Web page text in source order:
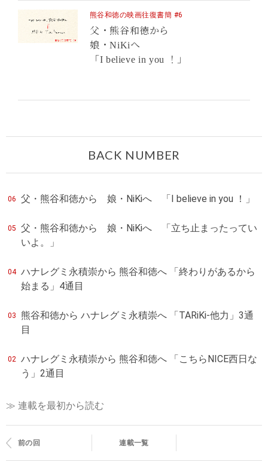
熊谷和徳の映画往復書簡 #6
父・熊谷和徳から
娘・NiKiへ
「I believe in you ！」
BACK NUMBER
06 父・熊谷和徳から 娘・NiKiへ 「I believe in you ！」
05
父・熊谷和徳から 娘・NiKiへ 「立ち止まったってい
いよ。」
04 ハナレグミ永積崇から 熊谷和徳へ 「終わりがあるから
始まる」4通目
03
熊谷和徳から ハナレグミ永積崇へ 「TARiKi-他力」3通
目
02 ハナレグミ永積崇から 熊谷和徳へ 「こちらNICE西日な
う」2通目
≫ 連載を最初から読む
前の回 連載一覧